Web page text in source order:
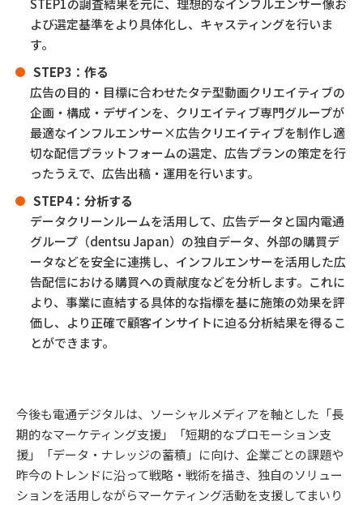
STEP1の調査結果を元に、理想的なインフルエンサー像お
よび選定基準をより具体化し、キャスティングを行いま
す。
STEP3：作る
広告の目的・目標に合わせたタテ型動画クリエイティブの
企画・構成・デザインを、クリエイティブ専門グループが
最適なインフルエンサー×広告クリエイティブを制作し適
切な配信プラットフォームの選定、広告プランの策定を行
ったうえで、広告出稿・運用を行います。
STEP4：分析する
データクリーンルームを活用して、広告データと国内電通
グループ（dentsu Japan）の独自データ、外部の購買デ
ータなどを安全に連携し、インフルエンサーを活用した広
告配信における購買への貢献度などを分析します。これに
より、事業に直結する具体的な指標を基に施策の効果を評
価し、より正確で顧客インサイトに迫る分析結果を得るこ
とができます。
今後も電通デジタルは、ソーシャルメディアを軸とした「長
期的なマーケティング支援」「短期的なプロモーション支
援」「データ・ナレッジの蓄積」に向け、企業ごとの課題や
昨今のトレンドに沿って戦略・戦術を描き、独自のソリュー
ションを活用しながらマーケティング活動を支援してまいり